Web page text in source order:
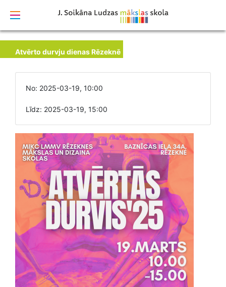
Atvērto durvju dienas Rēzeknē
No: 2025-03-19, 10:00
Līdz: 2025-03-19, 15:00
izstrādāts